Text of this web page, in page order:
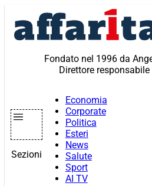
contenuto
Fondato nel 1996 da
Direttore
Sezioni
Economia
Corporate
Politica
Esteri
News
Salute
Sport
AI TV